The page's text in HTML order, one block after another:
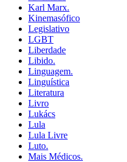
Karl Marx.
Kinemasófico
Legislativo
LGBT
Liberdade
Libido.
Linguagem.
Linguística
Literatura
Livro
Lukács
Lula
Lula Livre
Luto.
Mais Médicos.